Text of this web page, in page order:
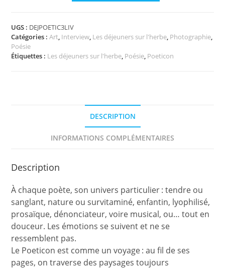
UGS : DEJPOETIC3LIV
Catégories :Art Interview Les déjeuners sur l'herbe Photographie
Poésie
Étiquettes : Les déjeuners sur l'herbe Poésie Poeticon
DESCRIPTION
INFORMATIONS COMPLÉMENTAIRES
Description
À chaque poète, son univers particulier : tendre ou
sanglant, nature ou survitaminé, enfantin, lyophilisé,
prosaïque, dénonciateur, voire musical, ou… tout en
douceur. Les émotions se suivent et ne se
ressemblent pas.
Le Poeticon est comme un voyage : au fil de ses
pages, on traverse des paysages toujours